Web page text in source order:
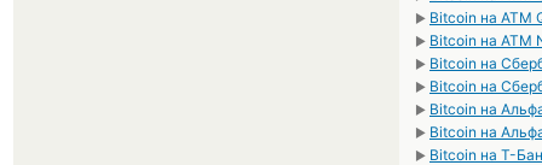
► Bitcoin на ATM
► Bitcoin на ATM
► Bitcoin на
► Bitcoin на
► Bitcoin на
► Bitcoin на
► Bitcoin на Т-